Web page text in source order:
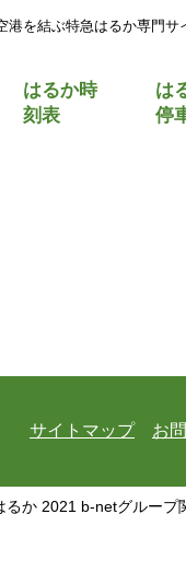
を結ぶ特急はるか専門サ
はるか時
刻表
は
停
サイトマップ お
るか 2021 b-netグループ